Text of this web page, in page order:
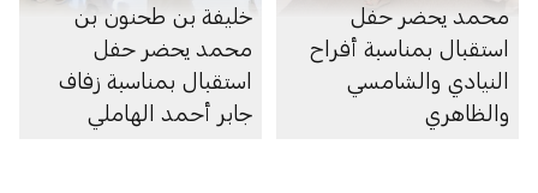
محمد يحضر حفل
استقبال بمناسبة أفراح
النيادي والشامسي
والظاهري
خليفة بن طحنون بن
محمد يحضر حفل
استقبال بمناسبة زفاف
جابر أحمد الهاملي